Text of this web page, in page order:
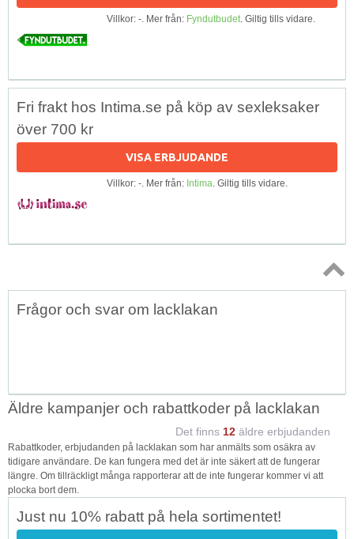
Villkor: -. Mer från: Fyndutbudet. Giltig tills vidare.
Fri frakt hos Intima.se på köp av sexleksaker
över 700 kr
VISA ERBJUDANDE
Villkor: -. Mer från: Intima. Giltig tills vidare.
Topp
Frågor och svar om lacklakan
Äldre kampanjer och rabattkoder på lacklakan
Det finns 12 äldre erbjudanden
Rabattkoder, erbjudanden på lacklakan som har anmälts som osäkra av
tidigare användare. De kan fungera med det är inte säkert att de fungerar
längre. Om tillräckligt många rapporterar att de inte fungerar kommer vi att
plocka bort dem.
Just nu 10% rabatt på hela sortimentet!